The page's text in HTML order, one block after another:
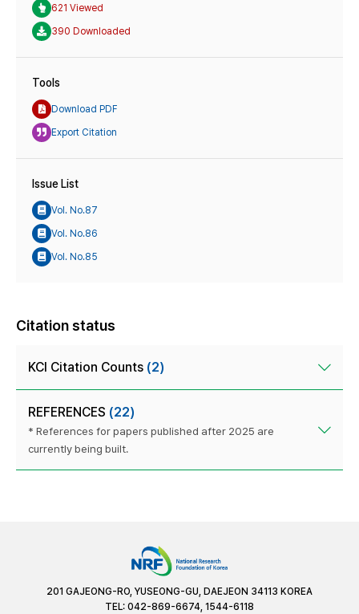
621 Viewed
390 Downloaded
Tools
Download PDF
Export Citation
Issue List
Vol. No.87
Vol. No.86
Vol. No.85
Citation status
KCI Citation Counts (2)
REFERENCES (22)
* References for papers published after 2025 are
currently being built.
201 GAJEONG-RO, YUSEONG-GU, DAEJEON 34113 KOREA
TEL: 042-869-6674, 1544-6118